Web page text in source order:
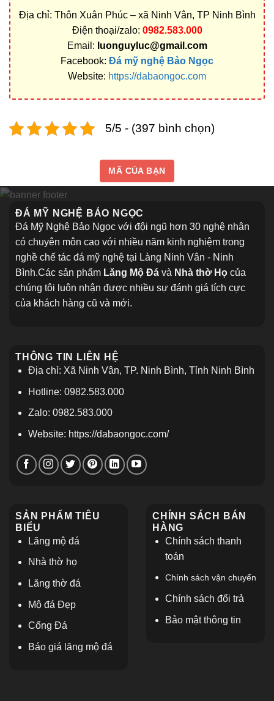
Địa chỉ: Thôn Xuân Phúc – xã Ninh Vân, TP Ninh Bình
Điện thoại/zalo: 0982.583.000
Email: luonguyluc@gmail.com
Facebook: Đá mỹ nghệ Bảo Ngọc
Website: https://dabaongoc.com
5/5 - (397 bình chọn)
MÃ CỦA BẠN
ĐÁ MỸ NGHỆ BẢO NGỌC
Đá Mỹ Nghệ Bảo Ngọc với đội ngũ hơn 30 nghệ nhân
có chuyên môn cao với nhiều năm kinh nghiệm trong
nghề chế tác đá mỹ nghệ tại Làng Ninh Vân - Ninh
Bình.Các sản phẩm Lăng Mộ Đá và Nhà thờ Họ của
chúng tôi luôn nhận được nhiều sự đánh giá tích cực
của khách hàng cũ và mới.
THÔNG TIN LIÊN HỆ
Địa chỉ: Xã Ninh Vân, TP. Ninh Bình, Tỉnh Ninh Bình
Hotline: 0982.583.000
Zalo: 0982.583.000
Website: https://dabaongoc.com/
SẢN PHẨM TIÊU
BIỂU
Lăng mộ đá
Nhà thờ họ
Lăng thờ đá
Mộ đá Đẹp
Cổng Đá
Báo giá lăng mộ đá
CHÍNH SÁCH BÁN
HÀNG
Chính sách thanh
toán
Chính sách vận chuyển
Chính sách đổi trả
Bảo mật thông tin